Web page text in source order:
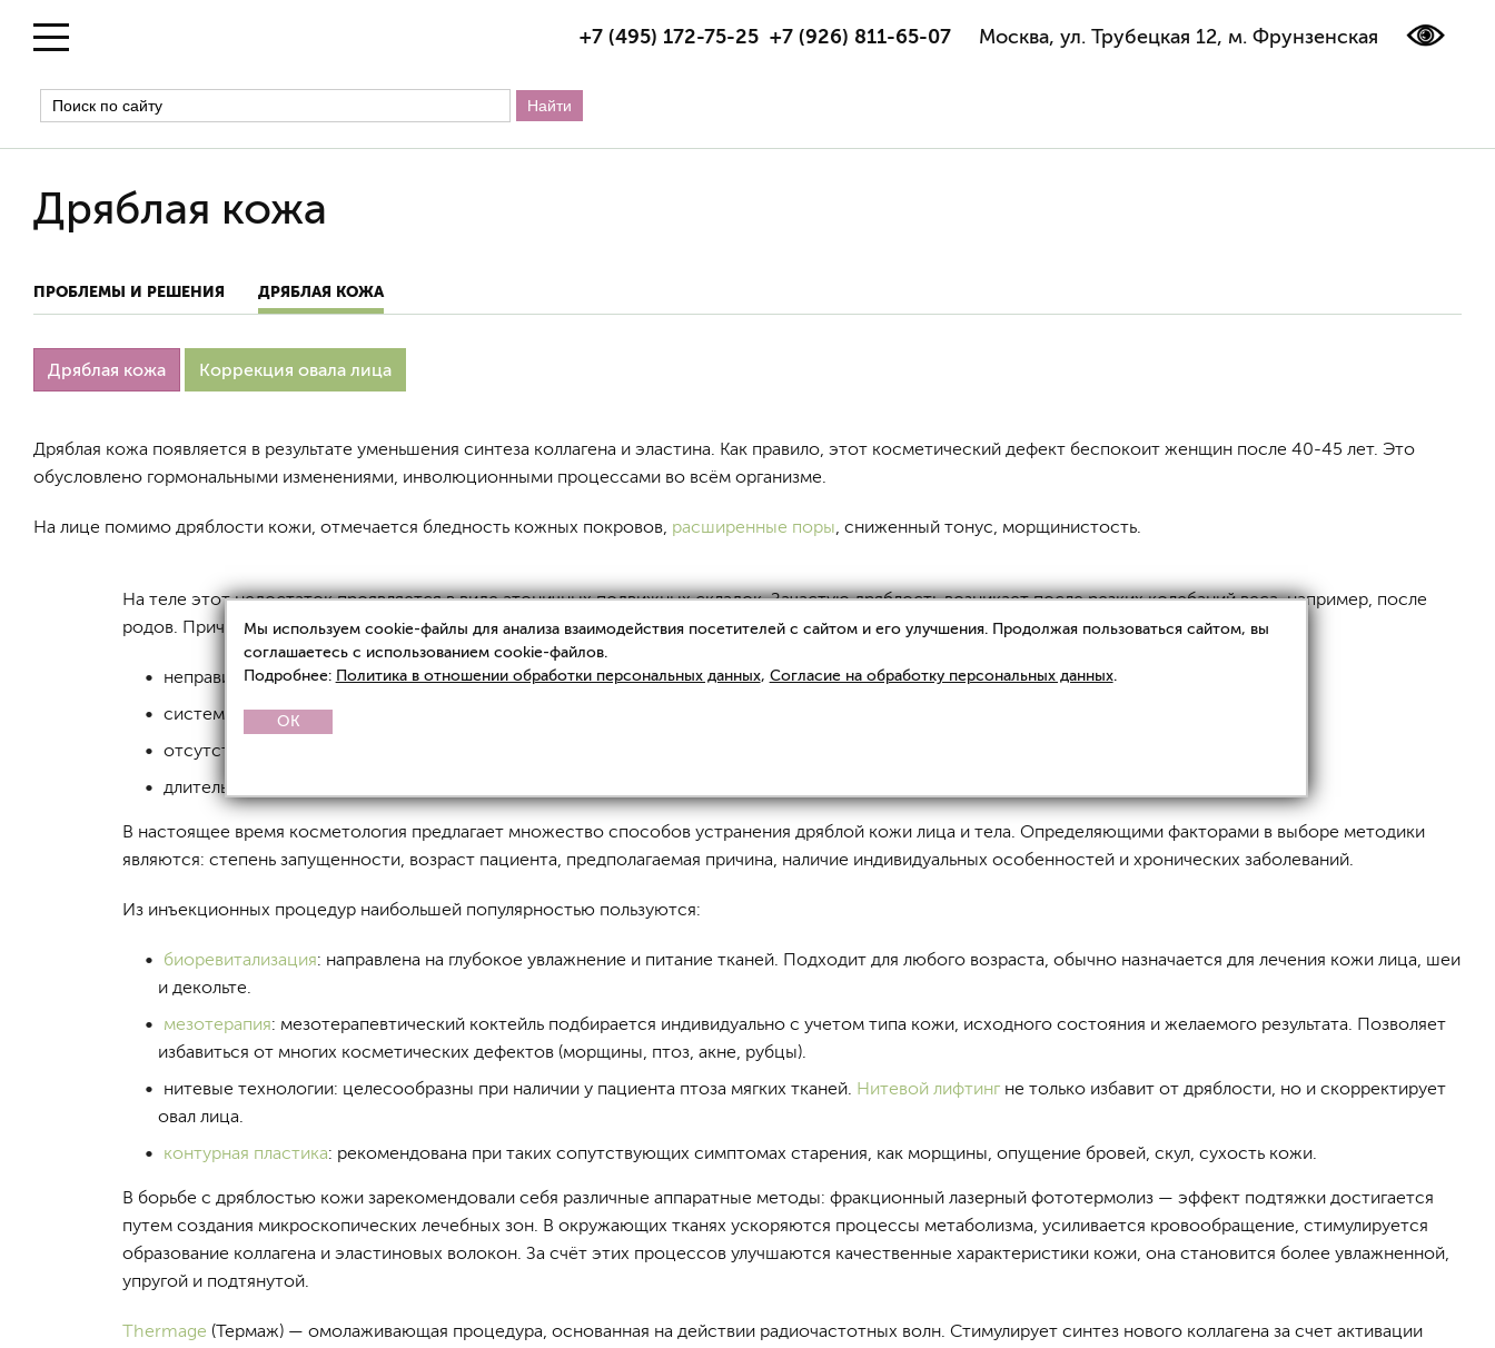
+7 (495) 172-75-25 +7 (926) 811-65-07 Москва, ул. Трубецкая 12, м. Фрунзенская
Дряблая кожа
ПРОБЛЕМЫ И РЕШЕНИЯ ДРЯБЛАЯ КОЖА
Дряблая кожа Коррекция овала лица
Дряблая кожа появляется в результате уменьшения синтеза коллагена и эластина. Как правило, этот косметический дефект беспокоит женщин после 40-45 лет. Это
обусловлено гормональными изменениями, инволюционными процессами во всём организме.
На лице помимо дряблости кожи, отмечается бледность кожных покровов, расширенные поры , сниженный тонус, морщинистость.
На теле этот недостаток проявляется в виде атоничных подвижных складок. Зачастую дряблость возникает после резких колебаний веса, например, после
родов. Причинами дряблости также могут стать:
неправильное питание,
системные заболевания,
отсутствие ухода за лицом и телом,
длительное воздействие ультрафиолетовых лучей.
В настоящее время косметология предлагает множество способов устранения дряблой кожи лица и тела. Определяющими факторами в выборе методики
являются: степень запущенности, возраст пациента, предполагаемая причина, наличие индивидуальных особенностей и хронических заболеваний.
Из инъекционных процедур наибольшей популярностью пользуются:
биоревитализация: направлена на глубокое увлажнение и питание тканей. Подходит для любого возраста, обычно назначается для лечения кожи лица, шеи
и декольте.
мезотерапия: мезотерапевтический коктейль подбирается индивидуально с учетом типа кожи, исходного состояния и желаемого результата. Позволяет
избавиться от многих косметических дефектов (морщины, птоз, акне, рубцы).
нитевые технологии: целесообразны при наличии у пациента птоза мягких тканей. Нитевой лифтинг не только избавит от дряблости, но и скорректирует
овал лица.
контурная пластика: рекомендована при таких сопутствующих симптомах старения, как морщины, опущение бровей, скул, сухость кожи.
В борьбе с дряблостью кожи зарекомендовали себя различные аппаратные методы: фракционный лазерный фототермолиз — эффект подтяжки достигается
путем создания микроскопических лечебных зон. В окружающих тканях ускоряются процессы метаболизма, усиливается кровообращение, стимулируется
образование коллагена и эластиновых волокон. За счёт этих процессов улучшаются качественные характеристики кожи, она становится более увлажненной,
упругой и подтянутой.
Thermage (Термаж) — омолаживающая процедура, основанная на действии радиочастотных волн. Стимулирует синтез нового коллагена за счет активации
Мы используем cookie-файлы для анализа взаимодействия посетителей с сайтом и его улучшения. Продолжая пользоваться сайтом, вы
соглашаетесь с использованием cookie-файлов.
Подробнее: Политика в отношении обработки персональных данных, Согласие на обработку персональных данных.
OK